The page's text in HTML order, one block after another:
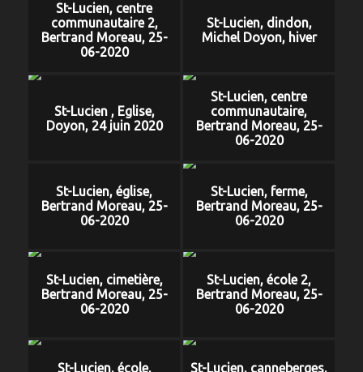
St-Lucien, centre
communautaire 2,
Bertrand Moreau, 25-
06-2020
St-Lucien, dindon,
Michel Doyon, hiver
St-Lucien , Eglise,
Doyon, 24 juin 2020
St-Lucien, centre
communautaire,
Bertrand Moreau, 25-
06-2020
St-Lucien, église,
Bertrand Moreau, 25-
06-2020
St-Lucien, ferme,
Bertrand Moreau, 25-
06-2020
St-Lucien, cimetière,
Bertrand Moreau, 25-
06-2020
St-Lucien, école 2,
Bertrand Moreau, 25-
06-2020
St-Lucien, école,
St-Lucien, canneberges,